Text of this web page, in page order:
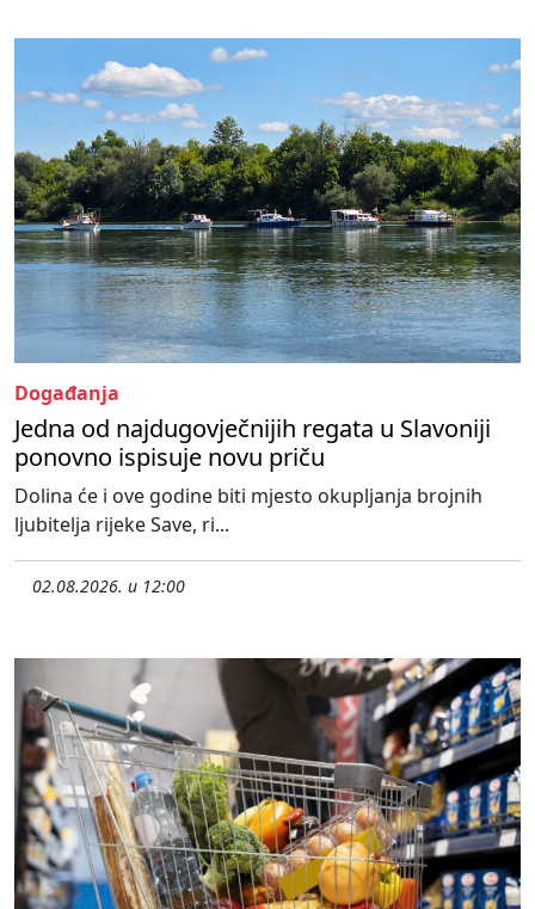
Događanja
Jedna od najdugovječnijih regata u Slavoniji
ponovno ispisuje novu priču
Dolina će i ove godine biti mjesto okupljanja brojnih
ljubitelja rijeke Save, ri...
02.08.2026. u 12:00